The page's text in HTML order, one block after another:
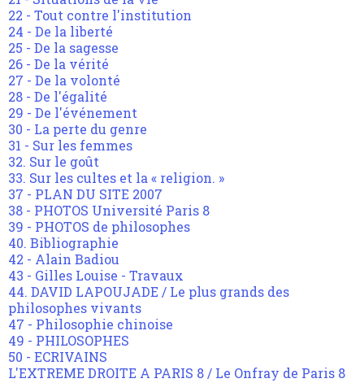
22 - Tout contre l'institution
24 - De la liberté
25 - De la sagesse
26 - De la vérité
27 - De la volonté
28 - De l'égalité
29 - De l'événement
30 - La perte du genre
31 - Sur les femmes
32. Sur le goût
33. Sur les cultes et la « religion. »
37 - PLAN DU SITE 2007
38 - PHOTOS Université Paris 8
39 - PHOTOS de philosophes
40. Bibliographie
42 - Alain Badiou
43 - Gilles Louise - Travaux
44. DAVID LAPOUJADE / Le plus grands des
philosophes vivants
47 - Philosophie chinoise
49 - PHILOSOPHES
50 - ECRIVAINS
L'EXTREME DROITE A PARIS 8 / Le Onfray de Paris 8